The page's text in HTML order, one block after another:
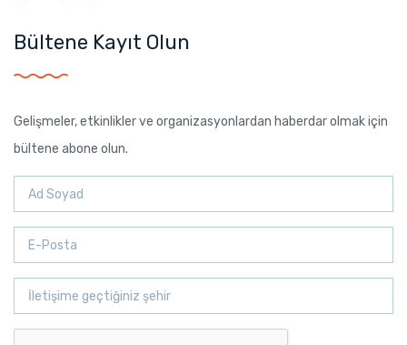
Bültene Kayıt Olun
Gelişmeler, etkinlikler ve organizasyonlardan haberdar olmak için
bültene abone olun.